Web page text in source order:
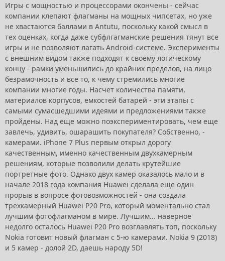
Игры с мощностью и процессорами окончены - сейчас
компании клепают флагманы на мощных чипсетах, но уже
не хвастаются баллами в Antutu, поскольку какой смысл в
тех оценках, когда даже субфлгагманские решения тянут все
игры и не позволяют лагать Android-системе. Эксперименты
с внешним видом также подходят к своему логическому
концу - рамки уменьшились до крайних пределов, на лицо
безрамочность и все то, к чему стремились многие
компании многие годы. Насчет количества памяти,
материалов корпусов, емкостей батарей - эти этапы с
самыми сумасшедшими идеями и предложениями также
пройдены. Над еще можно поэкспериментировать, чем еще
завлечь, удивить, ошарашить покупателя? Собственно, -
камерами. iPhone 7 Plus первым открыл дорогу
качественным, именно качественным двухкамерным
решениям, которые позволили делать крутейшие
портретные фото. Однако двух камер оказалось мало и в
начале 2018 года компания Huawei сделала еще один
прорыв в вопросе фотовозможностей - она создала
трехкамерный Huawei P20 Pro, который моментально стал
лучшим фотофлагманом в мире. Лучшим... наверное
недолго осталось Huawei P20 Pro возглавлять топ, поскольку
Nokia готовит новый флагман с 5-ю камерами. Nokia 9 (2018)
и 5 камер - долой 2D, даешь народу 5D!